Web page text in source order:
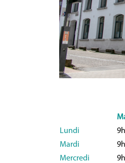
Lundi
Mardi
Mercredi